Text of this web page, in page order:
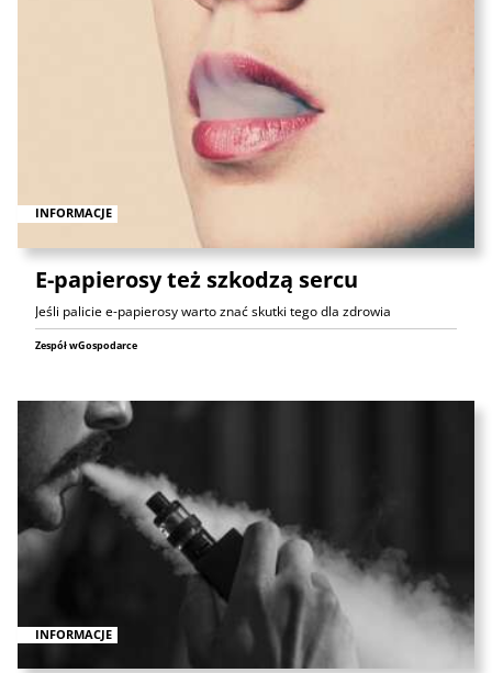
INFORMACJE
E-papierosy też szkodzą sercu
Jeśli palicie e-papierosy warto znać skutki tego dla zdrowia
Zespół wGospodarce
INFORMACJE